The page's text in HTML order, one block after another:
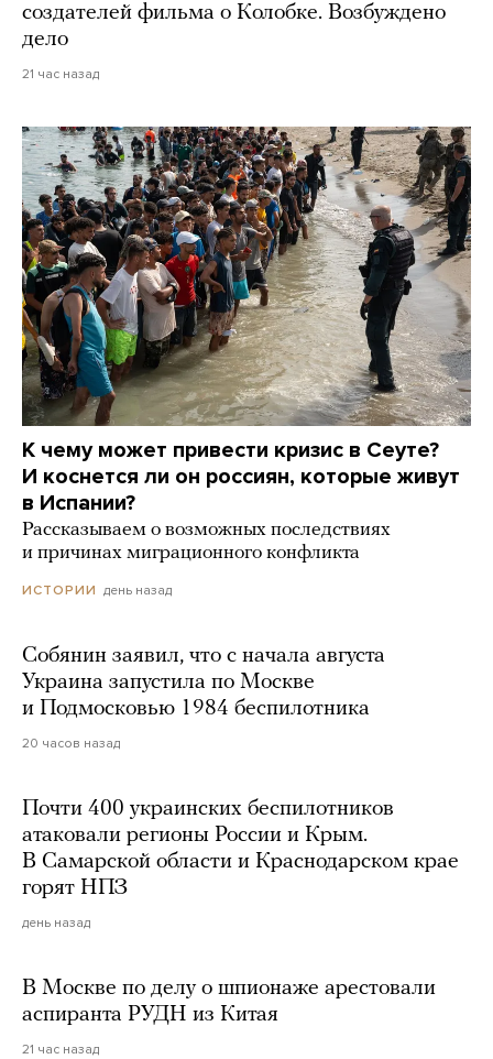
создателей фильма о Колобке. Возбуждено
дело
21 час назад
К чему может привести кризис в Сеуте?
И коснется ли он россиян, которые живут
в Испании?
Рассказываем о возможных последствиях
и причинах миграционного конфликта
ИСТОРИИ день назад
Собянин заявил, что с начала августа
Украина запустила по Москве
и Подмосковью 1984 беспилотника
20 часов назад
Почти 400 украинских беспилотников
атаковали регионы России и Крым.
В Самарской области и Краснодарском крае
горят НПЗ
день назад
В Москве по делу о шпионаже арестовали
аспиранта РУДН из Китая
21 час назад